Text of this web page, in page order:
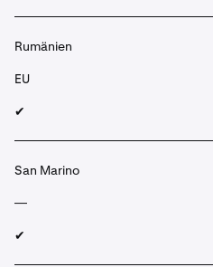
Rumänien
EU
✔︎
San Marino
—
✔︎